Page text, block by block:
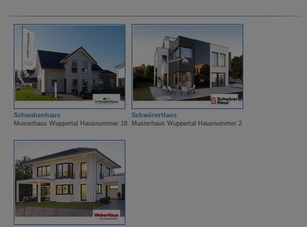
Schwabenhaus
Musterhaus Wuppertal Hausnummer 18
SchwörerHaus
Musterhaus Wuppertal Hausnummer 2